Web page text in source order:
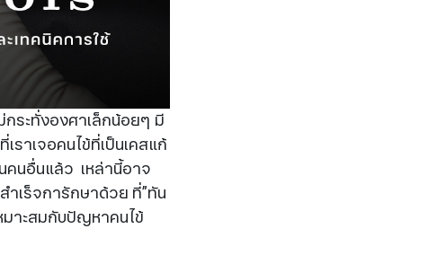
ระทั่งองศาเล็กน้อยๆ มี
าเจอคนไข้ที่เป็นเคสแก้
คนอื่นแล้ว เหล่านี้อาจ
เร็จการักษาด้วย ที่”ทัน
มาะสมกับปัญหาคนไข้